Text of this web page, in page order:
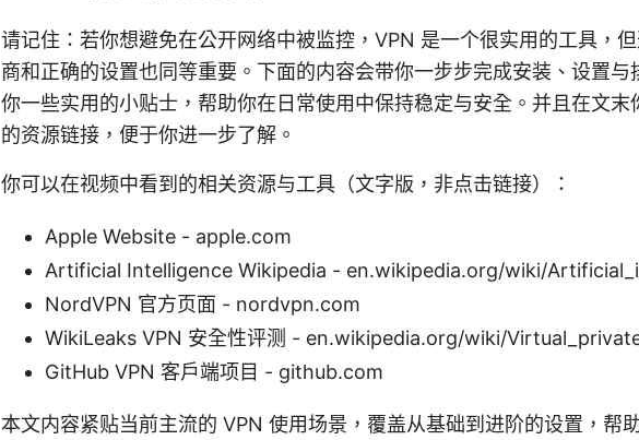
请记住：若你想避免在公开网络中被监控，VPN 是一个很实用的工具，
商和正确的设置也同等重要。下面的内容会带你一步步完成安装、设置与
你一些实用的小贴士，帮助你在日常使用中保持稳定与安全。并且在文末
的资源链接，便于你进一步了解。
你可以在视频中看到的相关资源与工具（文字版，非点击链接）：
Apple Website - apple.com
Artificial Intelligence Wikipedia - en.wikipedia.org/wiki/
NordVPN 官方页面 - nordvpn.com
WikiLeaks VPN 安全性评测 - en.wikipedia.org/wiki/
GitHub VPN 客户端项目 - github.com
本文内容紧贴当前主流的 VPN 使用场景，覆盖从基础到进阶的设置，帮